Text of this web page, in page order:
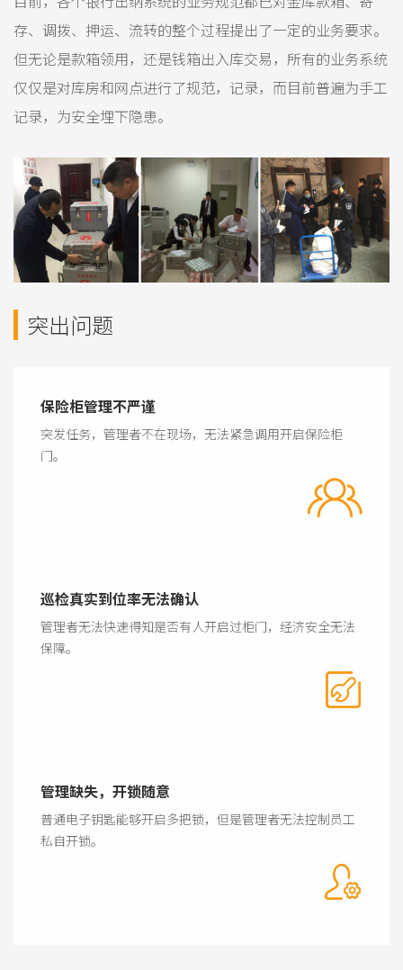
存、调拨、押运、流转的整个过程提出了一定的业务要求。
但无论是款箱领用，还是钱箱出入库交易，所有的业务系统
仅仅是对库房和网点进行了规范，记录，而目前普遍为手工
记录，为安全埋下隐患。
突出问题
保险柜管理不严谨
突发任务，管理者不在现场，无法紧急调用开启保险柜
门。
巡检真实到位率无法确认
管理者无法快速得知是否有人开启过柜门，经济安全无法
保障。
管理缺失，开锁随意
普通电子钥匙能够开启多把锁，但是管理者无法控制员工
私自开锁。